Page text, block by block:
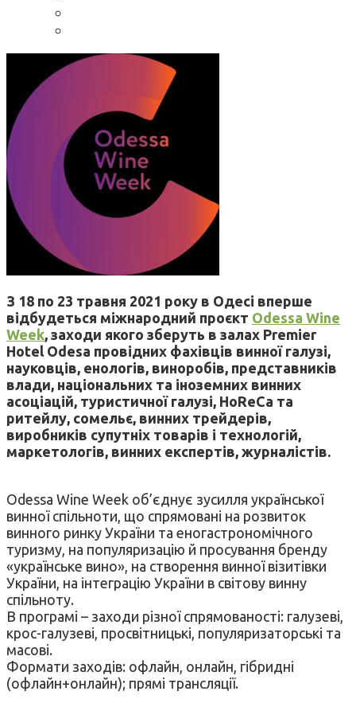
З 18 по 23 травня 2021 року в Одесі вперше
відбудеться міжнародний проєкт Odessa Wine
Week, заходи якого зберуть в залах Premier
Hotel Odesa провідних фахівців винної галузі,
науковців, енологів, виноробів, представників
влади, національних та іноземних винних
асоціацій, туристичної галузі, HoReCa та
ритейлу, сомельє, винних трейдерів,
виробників супутніх товарів і технологій,
маркетологів, винних експертів, журналістів.
Odessa Wine Week об’єднує зусилля української
винної спільноти, що спрямовані на розвиток
винного ринку України та еногастрономічного
туризму, на популяризацію й просування бренду
«українське вино», на створення винної візитівки
України, на інтеграцію України в світову винну
спільноту.
В програмі – заходи різної спрямованості: галузеві,
крос-галузеві, просвітницькі, популяризаторські та
масові.
Формати заходів: офлайн, онлайн, гібридні
(офлайн+онлайн); прямі трансляції.